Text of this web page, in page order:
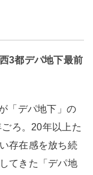
3都デパ地下最前
「デパ地下」の
ろ。20年以上た
存在感を放ち続
てきた「デパ地